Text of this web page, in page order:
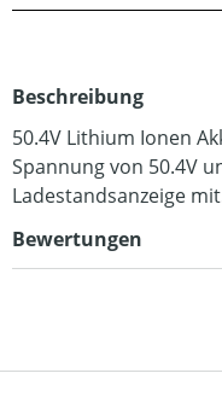
Beschreibung
50.4V Lithium Ionen
Spannung von 50.4V
Ladestandsanzeige
Bewertungen